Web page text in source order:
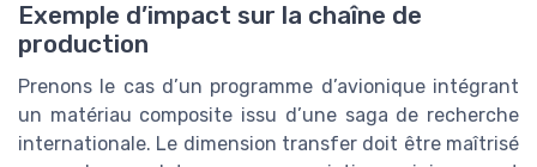
Exemple d’impact sur la chaîne de
production
Prenons le cas d’un programme d’avionique intégrant
un matériau composite issu d’une saga de recherche
internationale. Le dimension transfer doit être maîtrisé